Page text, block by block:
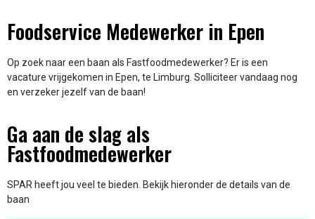
Foodservice Medewerker in Epen
Op zoek naar een baan als Fastfoodmedewerker? Er is een
vacature vrijgekomen in Epen, te Limburg. Solliciteer vandaag nog
en verzeker jezelf van de baan!
Ga aan de slag als
Fastfoodmedewerker
SPAR heeft jou veel te bieden. Bekijk hieronder de details van de
baan